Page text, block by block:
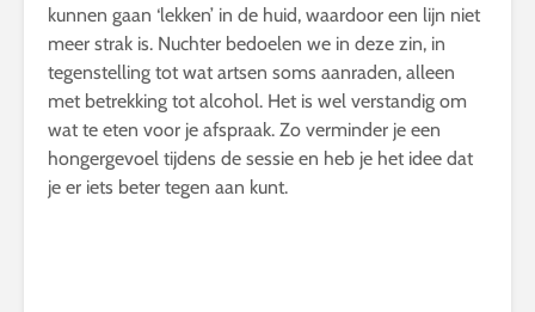
kunnen gaan ‘lekken’ in de huid, waardoor een lijn niet
meer strak is. Nuchter bedoelen we in deze zin, in
tegenstelling tot wat artsen soms aanraden, alleen
met betrekking tot alcohol. Het is wel verstandig om
wat te eten voor je afspraak. Zo verminder je een
hongergevoel tijdens de sessie en heb je het idee dat
je er iets beter tegen aan kunt.